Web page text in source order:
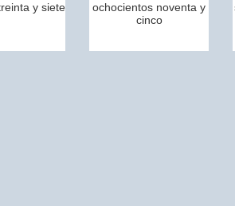
y siete
ochocientos noventa y
cinco